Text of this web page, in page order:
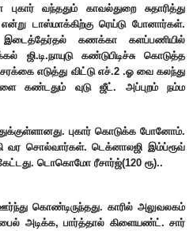
புகார் வந்ததும் காவல்துறை சுதாரித்து
டாஸ்மாக்கிற்கு ரெய்டு போனார்கள்.
இடைத்தேர்தல் கணக்கா களப்பணியில்
ஜி.டி.நாயுடு கண்டுபிடிச்சு கொடுத்த
எடுத்து விட்டு எச்.2 .ஓ வை கலந்து
கண்டதும் வுடு ஜீட். அப்புறம் நம்ம
புகார் கொடுக்க போனோம்.
வர சொல்வார்கள். டெக்னாலஜி இம்ப்ரூவ்
டொகொமோ ரீசார்ஜ்(120 ரூ)..
கொண்டிருந்தது. காரில் அலுவலகம்
அடிக்க, பார்த்தால் கிளையண்ட். சார்